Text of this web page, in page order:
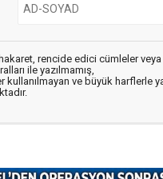
rencide edici cümleler veya
ile yazılmamış,
kullanılmayan ve büyük harflerle